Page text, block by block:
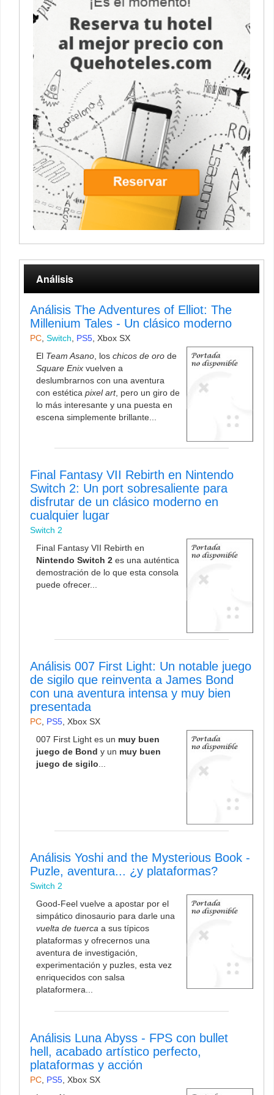
Análisis
Análisis The Adventures of Elliot: The
Millenium Tales - Un clásico moderno
PC, Switch, PS5, Xbox SX
El Team Asano, los chicos de oro de
Square Enix vuelven a
deslumbrarnos con una aventura
con estética pixel art, pero un giro de
lo más interesante y una puesta en
escena simplemente brillante...
Final Fantasy VII Rebirth en Nintendo
Switch 2: Un port sobresaliente para
disfrutar de un clásico moderno en
cualquier lugar
Switch 2
Final Fantasy VII Rebirth en
Nintendo Switch 2 es una auténtica
demostración de lo que esta consola
puede ofrecer...
Análisis 007 First Light: Un notable juego
de sigilo que reinventa a James Bond
con una aventura intensa y muy bien
presentada
PC PS5 Xbox SX
007 First Light es un muy buen
juego de Bond y un muy buen
juego de sigilo
Análisis Yoshi and the Mysterious Book -
Puzle, aventura... ¿y plataformas?
Switch 2
Good-Feel vuelve a apostar por el
simpático dinosaurio para darle una
vuelta de tuerca a sus típicos
plataformas y ofrecernos una
aventura de investigación,
experimentación y puzles, esta vez
enriquecidos con salsa
plataformera...
Análisis Luna Abyss - FPS con bullet
hell, acabado artístico perfecto,
plataformas y acción
PC PS5 Xbox SX